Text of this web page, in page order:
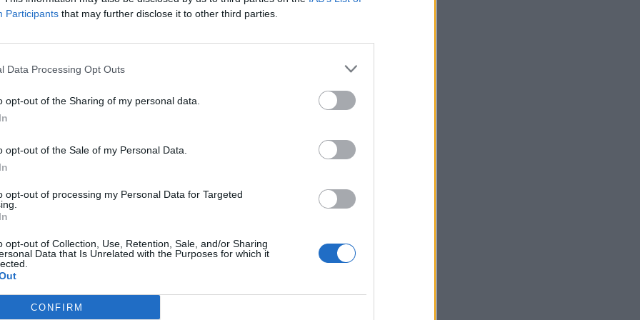
Participants that may further disclose it to other third parties.
Data Processing Opt Outs
opt-out of the Sharing of my personal data.
opt-out of the Sale of my Personal Data.
opt-out of processing my Personal Data for Targeted
opt-out of Collection, Use, Retention, Sale, and/or Sharing
Data that Is Unrelated with the Purposes for which it
CONFIRM
szerint "csupán" az USA adósbesorolásához rendelt stabil kilátás van
Amerikában! - Nem lesz csőd?
portfolio.hu hírarchívumához tartozik, melynek olvasása előfizetéses
tartalmazza:
elmúlt 2 év napon belüli
Előfizetés
VAGY? BEJELENTKEZÉS